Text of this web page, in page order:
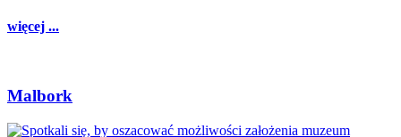
więcej ...
Malbork